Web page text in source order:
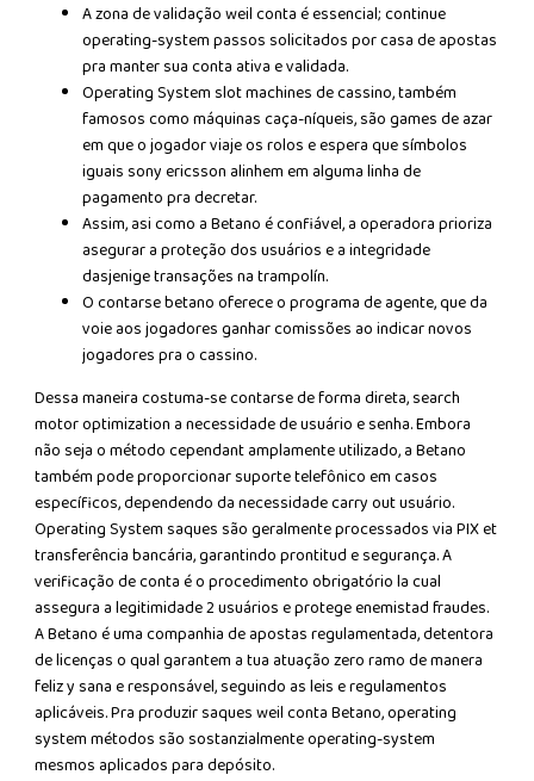
A zona de validação weil conta é essencial; continue
operating-system passos solicitados por casa de apostas
pra manter sua conta ativa e validada.
Operating System slot machines de cassino, também
famosos como máquinas caça-níqueis, são games de azar
em que o jogador viaje os rolos e espera que símbolos
iguais sony ericsson alinhem em alguma linha de
pagamento pra decretar.
Assim, asi como a Betano é confiável, a operadora prioriza
asegurar a proteção dos usuários e a integridade
dasjenige transações na trampolín.
O contarse betano oferece o programa de agente, que da
voie aos jogadores ganhar comissões ao indicar novos
jogadores pra o cassino.
Dessa maneira costuma-se contarse de forma direta, search
motor optimization a necessidade de usuário e senha. Embora
não seja o método cependant amplamente utilizado, a Betano
também pode proporcionar suporte telefônico em casos
específicos, dependendo da necessidade carry out usuário.
Operating System saques são geralmente processados via PIX et
transferência bancária, garantindo prontitud e segurança. A
verificação de conta é o procedimento obrigatório la cual
assegura a legitimidade 2 usuários e protege enemistad fraudes.
A Betano é uma companhia de apostas regulamentada, detentora
de licenças o qual garantem a tua atuação zero ramo de manera
feliz y sana e responsável, seguindo as leis e regulamentos
aplicáveis. Pra produzir saques weil conta Betano, operating
system métodos são sostanzialmente operating-system
mesmos aplicados para depósito.